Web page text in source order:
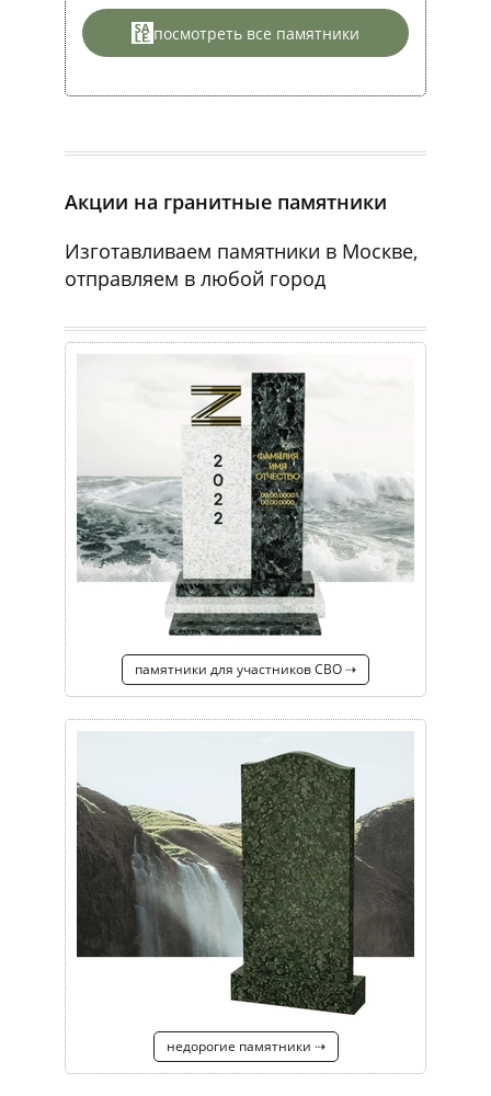
посмотреть все памятники
Акции на гранитные памятники
Изготавливаем памятники в Москве,
отправляем в любой город
памятники для участников СВО ⇢
недорогие памятники ⇢